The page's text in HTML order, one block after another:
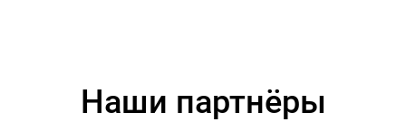
Наши партнёры